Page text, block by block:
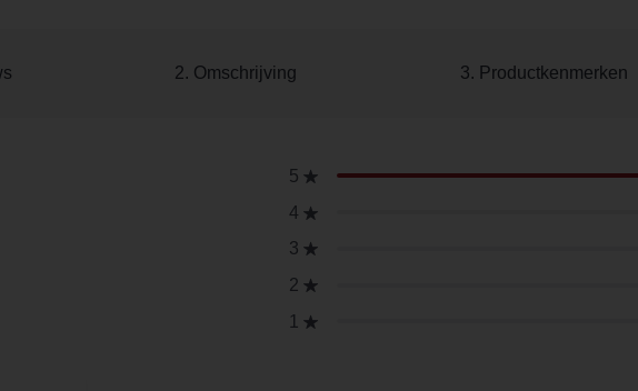
2. Omschrijving 3. Productkenmerken
5
4
3
2
1